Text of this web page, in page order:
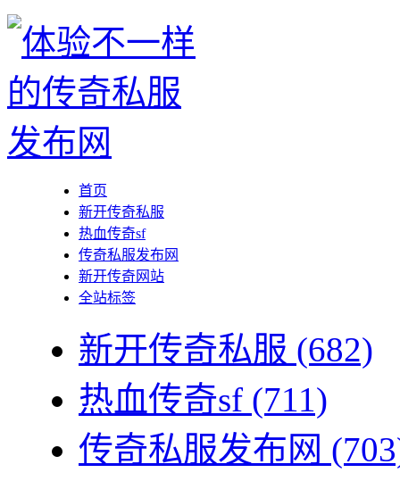
首页
新开传奇私服
热血传奇sf
传奇私服发布网
新开传奇网站
全站标签
新开传奇私服 (682)
热血传奇sf (711)
传奇私服发布网